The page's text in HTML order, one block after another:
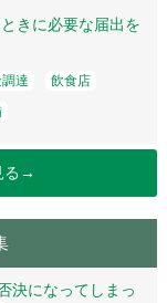
きに必要な届出を
達
飲食店
る→
決になってしまっ